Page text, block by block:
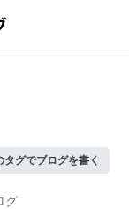
タグでブログを書く
グ